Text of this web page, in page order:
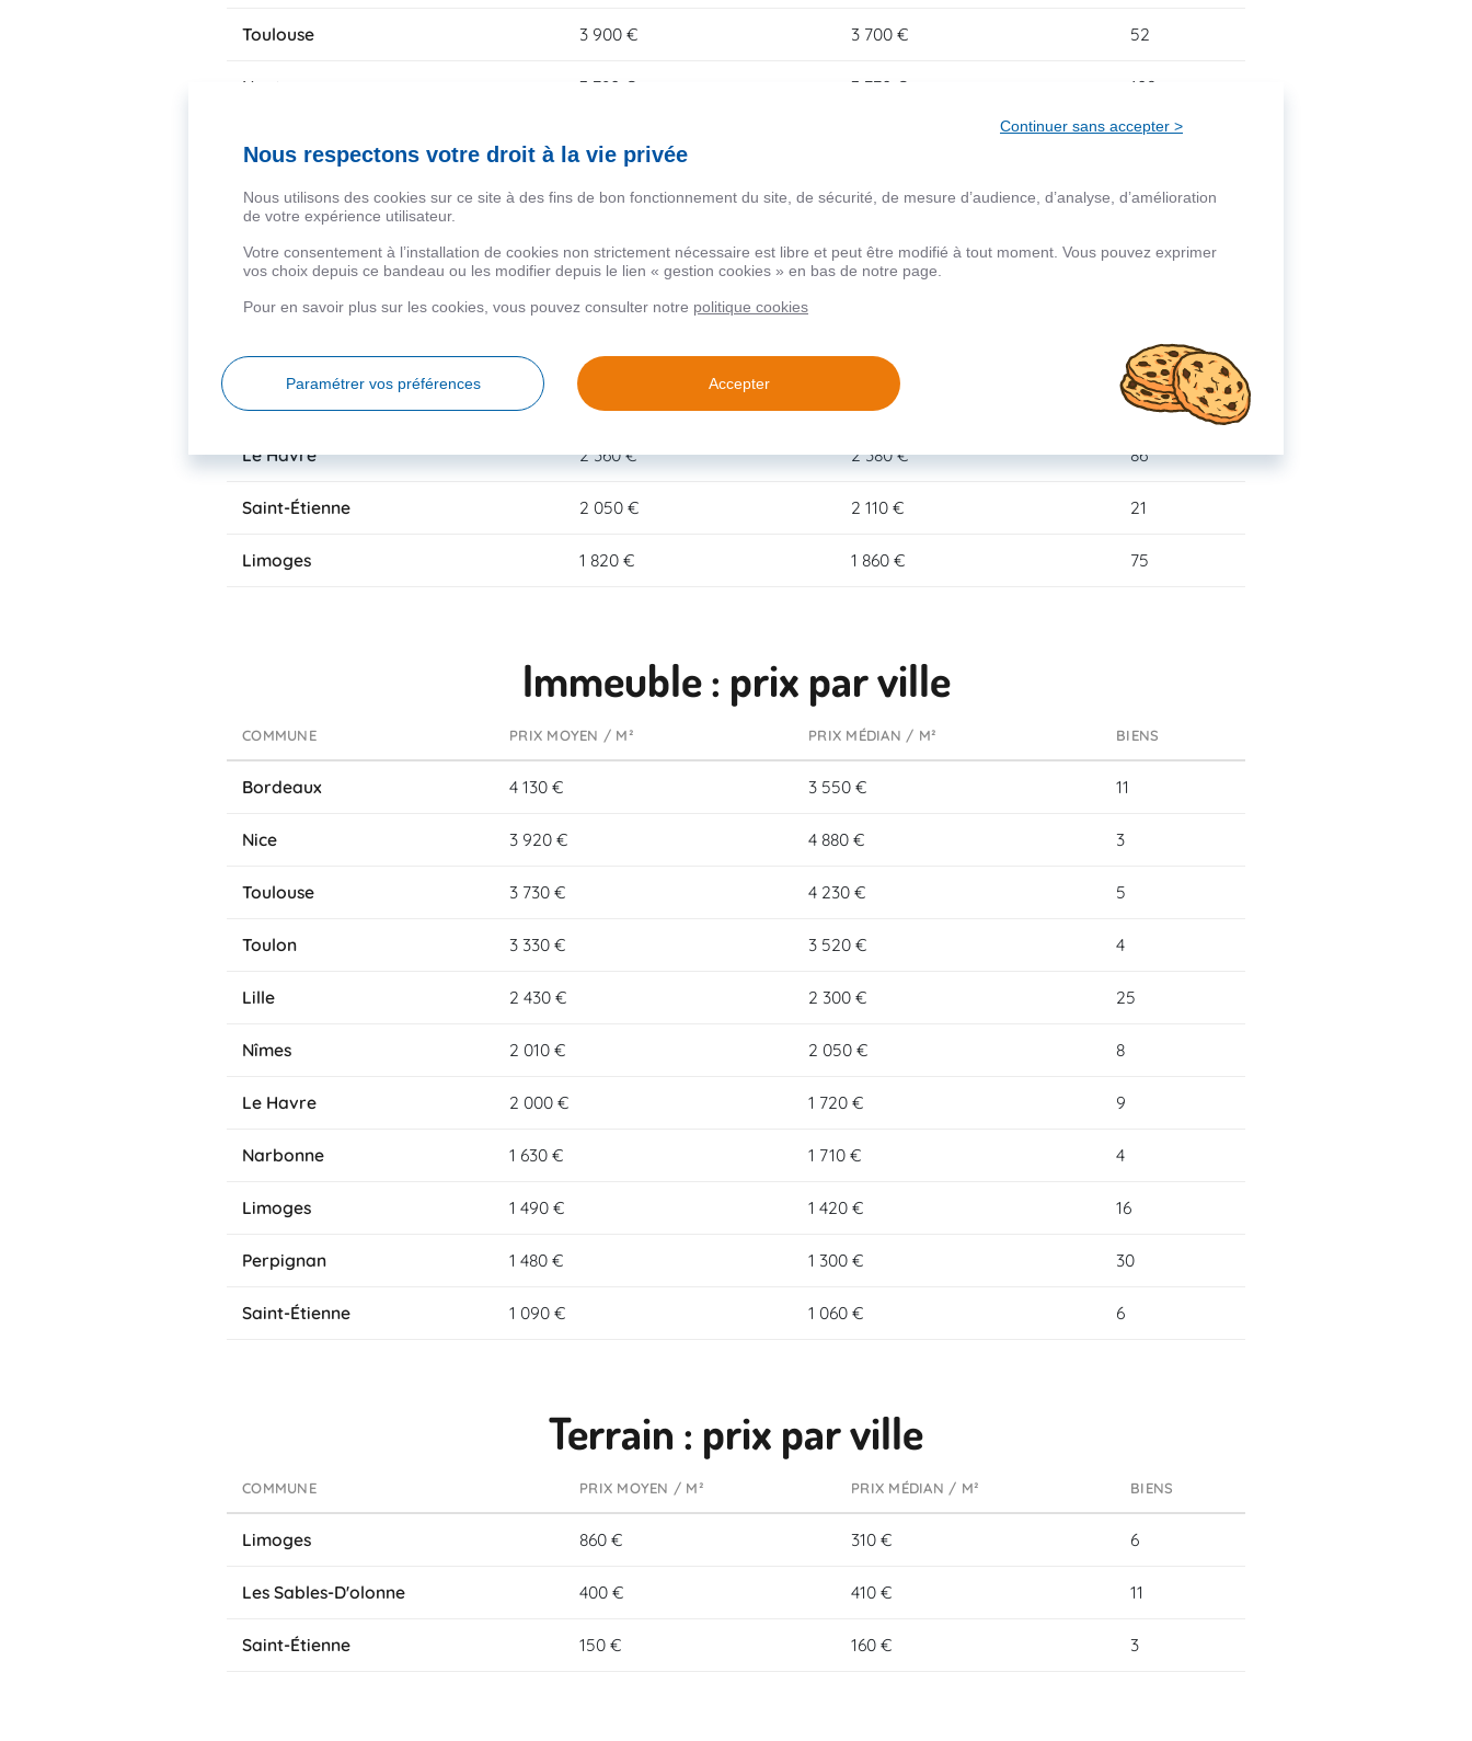
Toulouse 3 900 € 3 700 € 52
Nantes 3 780 € 3 770 € 109
77
Tours 3 200 € 3 100 € 37
Narbonne 3 040 € 2 750 € 72
Grenoble 2 740 €
39
2 470 € 2 340 € 149
Le Havre 2 360 € 2 380 € 86
Saint-Étienne 2 050 € 2 110 € 21
Limoges 1 820 € 1 860 € 75
Immeuble : prix par ville
COMMUNE PRIX MOYEN / M² PRIX MÉDIAN / M² BIENS
Bordeaux 4 130 € 3 550 € 11
Nice 3 920 € 4 880 € 3
Toulouse 3 730 € 4 230 € 5
Toulon 3 330 € 3 520 € 4
Lille 2 430 € 2 300 € 25
Nîmes 2 010 € 2 050 € 8
Le Havre 2 000 € 1 720 € 9
Narbonne 1 630 € 1 710 € 4
Limoges 1 490 € 1 420 € 16
Perpignan 1 480 € 1 300 € 30
Saint-Étienne 1 090 € 1 060 € 6
Terrain : prix par ville
COMMUNE PRIX MOYEN / M² PRIX MÉDIAN / M² BIENS
Limoges 860 € 310 € 6
Les Sables-D'olonne 400 € 410 € 11
Saint-Étienne 150 € 160 € 3
Continuer sans accepter >
Nous respectons votre droit à la vie privée
Nous utilisons des cookies sur ce site à des fins de bon fonctionnement du site, de sécurité, de mesure d’audience, d’analyse, d’amélioration
de votre expérience utilisateur.
Votre consentement à l’installation de cookies non strictement nécessaire est libre et peut être modifié à tout moment. Vous pouvez exprimer
vos choix depuis ce bandeau ou les modifier depuis le lien « gestion cookies » en bas de notre page.
Pour en savoir plus sur les cookies, vous pouvez consulter notre politique cookies
Paramétrer vos préférences Accepter